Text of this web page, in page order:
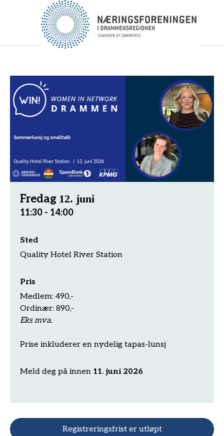
Fredag 12. juni
11:30 - 14:00
Sted
Quality Hotel River Station
Pris
Medlem: 490,-
Ordinær: 890,-
Eks mva.
Prise inkluderer en nydelig tapas-lunsj
Meld deg på innen 11. juni 2026
Registreringsfrist er utløpt